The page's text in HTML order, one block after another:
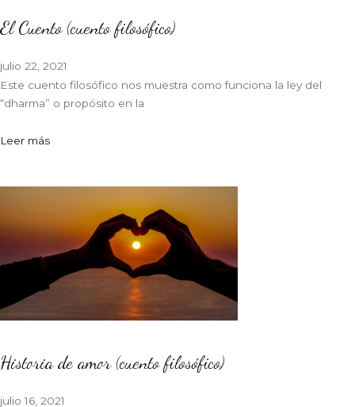
El Cuento (cuento filosófico)
julio 22, 2021
Este cuento filosófico nos muestra como funciona la ley del
“dharma” o propósito en la
Leer más
Historia de amor (cuento filosófico)
julio 16, 2021